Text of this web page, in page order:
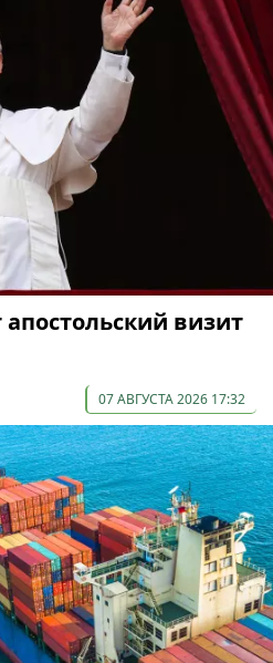
визит
07 АВГУСТА 2026 17:32